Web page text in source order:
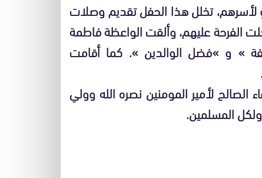
تخلل هذا الحفل تقديم وصلات
الفرحة عليهم، وألقت الواعظة فاطمة
» و »فضل الوالدين ». كما أقامت
الصالح لأمير المومنين نصره الله وولي
المسلمين.